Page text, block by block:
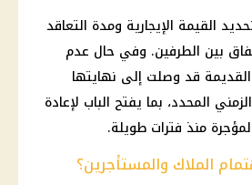
القيمة الإيجارية ومدة التعاقد
بين الطرفين. وفي حال عدم
القديمة قد وصلت إلى نهايتها
المحدد، بما يفتح الباب لإعادة
منذ فترات طويلة.
الملاك والمستأجرين؟